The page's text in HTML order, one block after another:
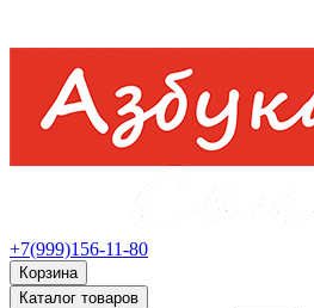
+7(999)156-11-80
Корзина
Каталог товаров